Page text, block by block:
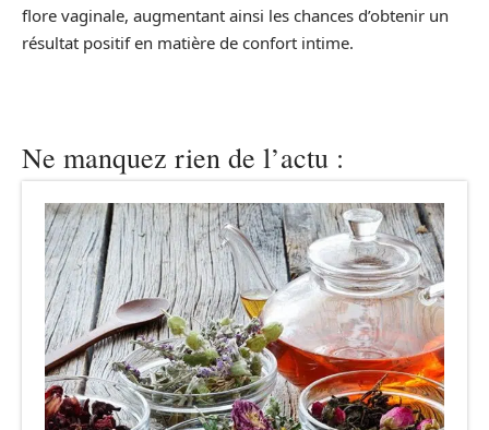
flore vaginale, augmentant ainsi les chances d’obtenir un
résultat positif en matière de confort intime.
Ne manquez rien de l’actu :